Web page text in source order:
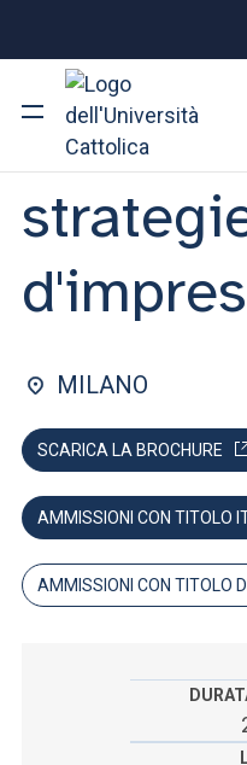
Ateneo
Corsi di studio
Facoltà e
ACCEDI ALLA MAIL
SEI UN DOCENTE O UN MEMBRO
FACOLTÀ DI: ECONOMIA
Mercati e
MILANO
SCARICA LA BROCHURE
AMMISSIONI CON TITOLO
AMMISSIONI CON TITOLO